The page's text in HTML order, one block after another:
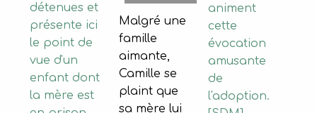
détenues et
présente ici
le point de
vue d'un
enfant dont
la mère est
animent
cette
évocation
amusante
de
l'adoption.
Malgré une
famille
aimante,
Camille se
plaint que
sa mère lui